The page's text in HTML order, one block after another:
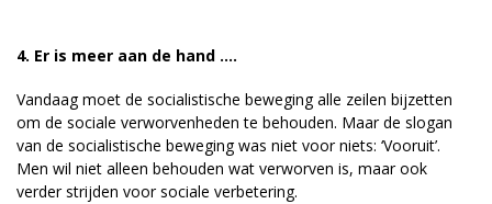
4. Er is meer aan de hand ….
Vandaag moet de socialistische beweging alle zeilen bijzetten
om de sociale verworvenheden te behouden. Maar de slogan
van de socialistische beweging was niet voor niets: ‘Vooruit’.
Men wil niet alleen behouden wat verworven is, maar ook
verder strijden voor sociale verbetering.